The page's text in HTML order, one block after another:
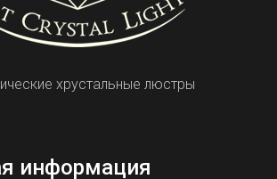
хрустальные люстры
информация